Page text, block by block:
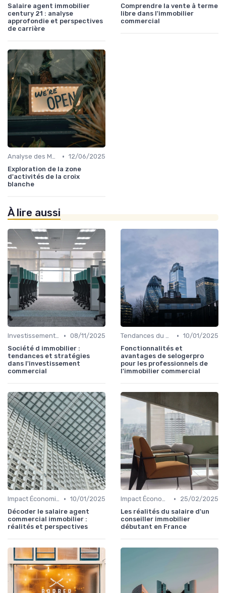
Salaire agent immobilier
century 21 : analyse
approfondie et perspectives
de carrière
Comprendre la vente à terme
libre dans l'immobilier
commercial
Analyse des Marchés Locaux et Globaux • 12/06/2025
Exploration de la zone
d'activités de la croix
blanche
À lire aussi
Investissements Immobiliers Stratégiques • 08/11/2025
Société d immobilier :
tendances et stratégies
dans l'investissement
commercial
Tendances du Marché Immobilier Commercial • 10/01/2025
Fonctionnalités et
avantages de selogerpro
pour les professionnels de
l'immobilier commercial
Impact Économique et Financier • 10/01/2025
Décoder le salaire agent
commercial immobilier :
réalités et perspectives
Impact Économique et Financier •
25/02/2025
Les réalités du salaire d'un
conseiller immobilier
débutant en France